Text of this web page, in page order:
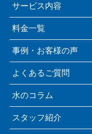
サービス内容
料金一覧
事例・お客様の声
よくあるご質問
水のコラム
スタッフ紹介